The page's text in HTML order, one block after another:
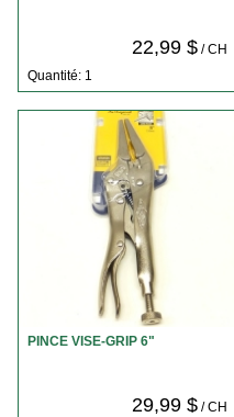
22,99 $/ CH
Quantité: 1
PINCE VISE-GRIP 6"
29,99 $/ CH